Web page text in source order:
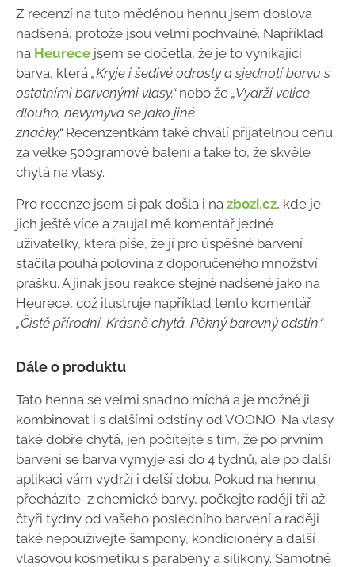
Z recenzí na tuto měděnou hennu jsem doslova
nadšená, protože jsou velmi pochvalné. Například
na Heurece jsem se dočetla, že je to vynikající
barva, která „Kryje i šedivé odrosty a sjednotí barvu s
ostatními barvenými vlasy.“nebo že „Vydrží velice
dlouho, nevymyva se jako jiné
značky.“ Recenzentkám také chválí přijatelnou cenu
za velké 500gramové balení a také to, že skvěle
chytá na vlasy.
Pro recenze jsem si pak došla i na zbozi.cz, kde je
jich ještě více a zaujal mě komentář jedné
uživatelky, která píše, že jí pro úspěšné barvení
stačila pouhá polovina z doporučeného množství
prášku. A jinak jsou reakce stejně nadšené jako na
Heurece, což ilustruje například tento komentář
„Čistě přírodní. Krásně chytá. Pěkný barevný odstín.“
Dále o produktu
Tato henna se velmi snadno míchá a je možné ji
kombinovat i s dalšími odstíny od VOONO. Na vlasy
také dobře chytá, jen počítejte s tím, že po prvním
barvení se barva vymyje asi do 4 týdnů, ale po další
aplikaci vám vydrží i delší dobu. Pokud na hennu
přecházíte z chemické barvy, počkejte raději tři až
čtyři týdny od vašeho posledního barvení a raději
také nepoužívejte šampony, kondicionéry a další
vlasovou kosmetiku s parabeny a silikony. Samotné